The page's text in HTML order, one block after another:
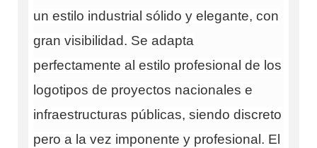
un estilo industrial sólido y elegante, con
gran visibilidad. Se adapta
perfectamente al estilo profesional de los
logotipos de proyectos nacionales e
infraestructuras públicas, siendo discreto
pero a la vez imponente y profesional. El